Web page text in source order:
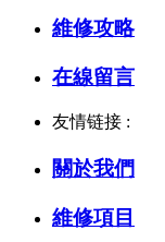
維修攻略
在線留言
友情链接 :
關於我們
維修項目